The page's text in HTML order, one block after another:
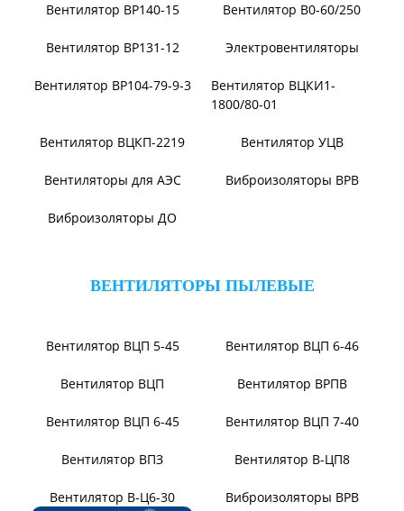
Вентилятор ВЦ 6-28 Вентилятор ВЦ 12-26
Вентилятор ВЦ7-15
Вентилятор ВР140-15 Вентилятор В0-60/250